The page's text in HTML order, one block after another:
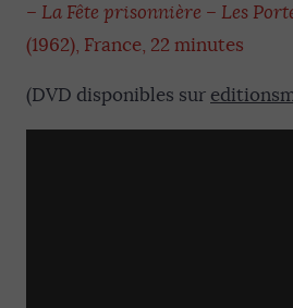
– La Fête prisonnière – Les
(1962), France, 22 minutes
(DVD disponibles sur